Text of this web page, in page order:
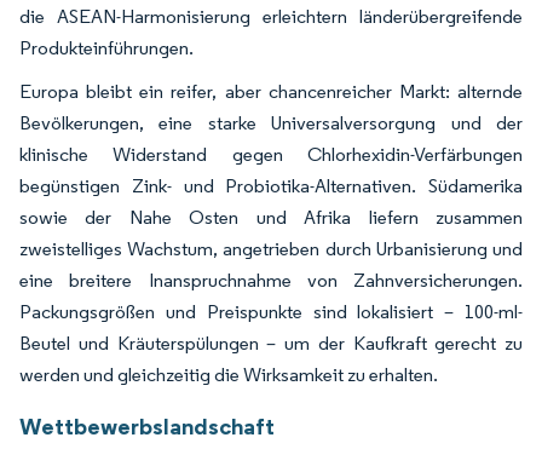
die ASEAN-Harmonisierung erleichtern länderübergreifende
Produkteinführungen.
Europa bleibt ein reifer, aber chancenreicher Markt: alternde
Bevölkerungen, eine starke Universalversorgung und der
klinische Widerstand gegen Chlorhexidin-Verfärbungen
begünstigen Zink- und Probiotika-Alternativen. Südamerika
sowie der Nahe Osten und Afrika liefern zusammen
zweistelliges Wachstum, angetrieben durch Urbanisierung und
eine breitere Inanspruchnahme von Zahnversicherungen.
Packungsgrößen und Preispunkte sind lokalisiert – 100-ml-
Beutel und Kräuterspülungen – um der Kaufkraft gerecht zu
werden und gleichzeitig die Wirksamkeit zu erhalten.
Wettbewerbslandschaft